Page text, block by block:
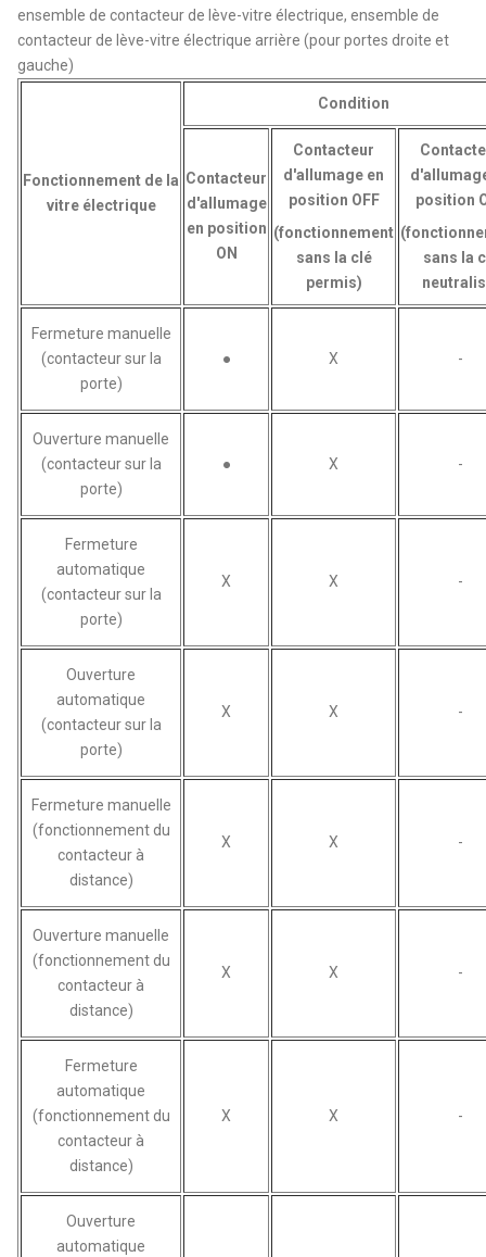
ensemble de contacteur de lève-vitre électrique, ensemble de
contacteur de lève-vitre électrique arrière (pour portes droite et
gauche)
Fonctionnement de la
vitre électrique
Condition
Contacteur
d'allumage
en position
ON
Contacteur
d'allumage en
position OFF
(fonctionnement
sans la clé
permis)
position
sans la
Fermeture manuelle
(contacteur sur la
porte)
● X -
Ouverture manuelle
(contacteur sur la
porte)
● X -
Fermeture
automatique
(contacteur sur la
porte)
X X -
Ouverture
automatique
(contacteur sur la
porte)
X X -
Fermeture manuelle
(fonctionnement du
contacteur à
distance)
X X -
Ouverture manuelle
(fonctionnement du
contacteur à
distance)
X X -
Fermeture
automatique
(fonctionnement du
contacteur à
distance)
X X -
Ouverture
automatique